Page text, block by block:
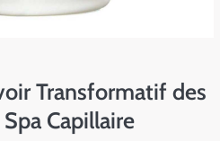
Transformatif des
Capillaire